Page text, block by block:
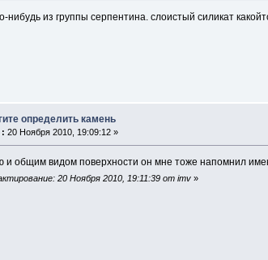
нибудь из группы серпентина. слоистый силикат
определить камень
: 20 Ноября 2010, 19:09:12 »
и общим видом поверхности он мне тоже напомнил
20 Ноября 2010, 19:11:39 от imv»